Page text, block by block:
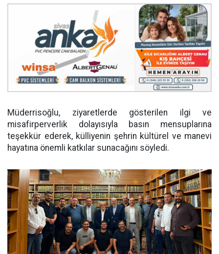
Müderrisoğlu, ziyaretlerde gösterilen ilgi ve
misafirperverlik dolayısıyla basın mensuplarına
teşekkür ederek, külliyenin şehrin kültürel ve manevi
hayatına önemli katkılar sunacağını söyledi.